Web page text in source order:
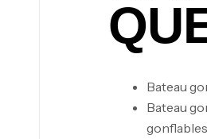
Bateau
Bateau